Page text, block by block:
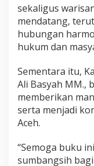
sekaligus
mendatang,
hubungan
hukum dan
Sementara itu,
Ali Basyah MM.,
memberikan
serta menjadi
Aceh.
“Semoga buku
sumbangsih